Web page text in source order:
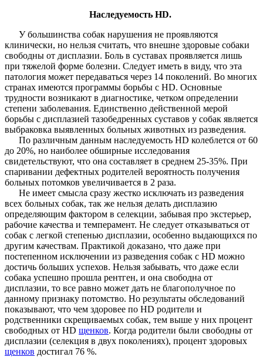
Наследуемость HD.
У большинства собак нарушения не проявляются
клинически, но нельзя считать, что внешне здоровые собаки
свободны от дисплазии. Боль в суставах проявляется лишь
при тяжелой форме болезни. Следует иметь в виду, что эта
патология может передаваться через 14 поколений. Во многих
странах имеются программы борьбы с HD. Основные
трудности возникают в диагностике, четком определении
степени заболевания. Единственно действенной мерой
борьбы с дисплазией тазобедренных суставов у собак является
выбраковка выявленных больных животных из разведения.
По различным данным наследуемость HD колеблется от 60
до 20%, но наиболее обширные исследования
свидетельствуют, что она составляет в среднем 25-35%. При
спаривании дефектных родителей вероятность получения
больных потомков увеличивается в 2 раза.
Не имеет смысла сразу жестко исключать из разведения
всех больных собак, так же нельзя делать дисплазию
определяющим фактором в селекции, забывая про экстерьер,
рабочие качества и темперамент. Не следует отказываться от
собак с легкой степенью дисплазии, особенно выдающихся по
другим качествам. Практикой доказано, что даже при
постепенном исключении из разведения собак с HD можно
достичь больших успехов. Нельзя забывать, что даже если
собака успешно прошла рентген, и она свободна от
дисплазии, то все равно может дать не благополучное по
данному признаку потомство. Но результаты обследований
показывают, что чем здоровее по HD родители и
родственники скрещиваемых собак, тем выше у них процент
свободных от HD щенков. Когда родители были свободны от
дисплазии (селекция в двух поколениях), процент здоровых
щенков достигал 76 %.